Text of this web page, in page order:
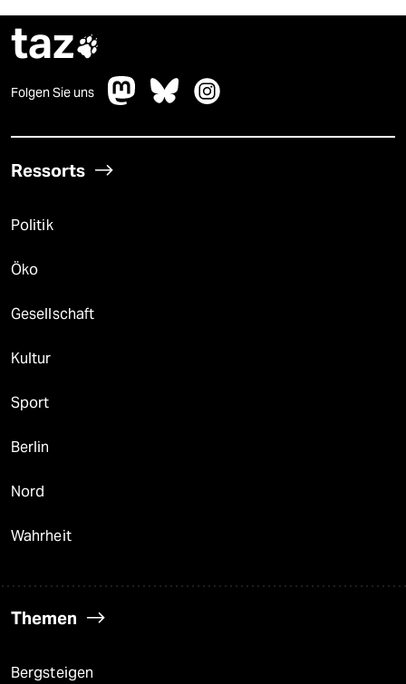
taz
Folgen Sie uns
Ressorts
Politik
Öko
Gesellschaft
Kultur
Sport
Berlin
Nord
Wahrheit
Themen
Bergsteigen